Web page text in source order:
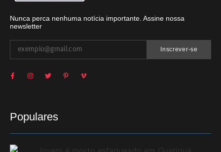
Nunca perca nenhuma notícia importante. Assine nossa
newsletter
Inscrever-se
Populares